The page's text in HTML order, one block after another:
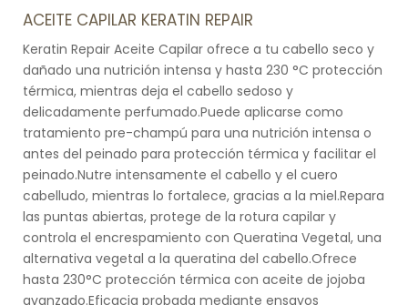
ACEITE CAPILAR KERATIN REPAIR
Keratin Repair Aceite Capilar ofrece a tu cabello seco y
dañado una nutrición intensa y hasta 230 °C protección
térmica, mientras deja el cabello sedoso y
delicadamente perfumado.Puede aplicarse como
tratamiento pre-champú para una nutrición intensa o
antes del peinado para protección térmica y facilitar el
peinado.Nutre intensamente el cabello y el cuero
cabelludo, mientras lo fortalece, gracias a la miel.Repara
las puntas abiertas, protege de la rotura capilar y
controla el encrespamiento con Queratina Vegetal, una
alternativa vegetal a la queratina del cabello.Ofrece
hasta 230°C protección térmica con aceite de jojoba
avanzado.Eficacia probada mediante ensayos